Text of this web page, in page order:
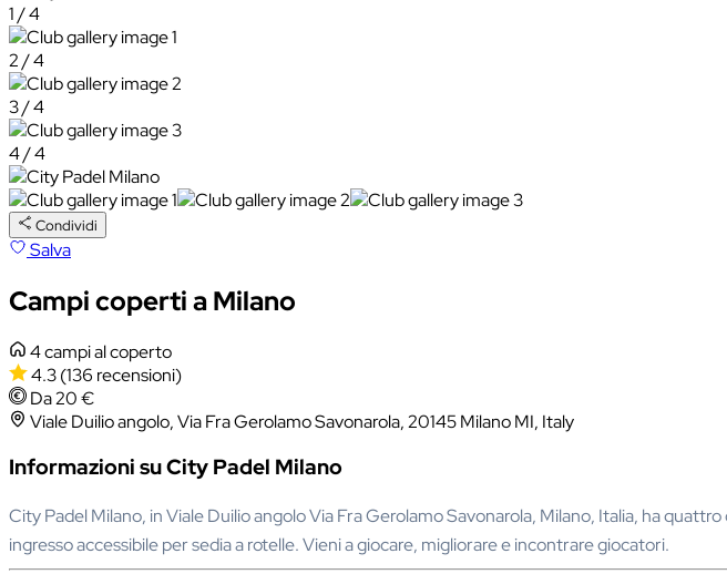
1 / 4
2 / 4
3 / 4
4 / 4
Condividi
Salva
Campi coperti a Milano
4 campi al coperto
4.3(136 recensioni)
Da 20 €
Viale Duilio angolo, Via Fra Gerolamo Savonarola, 20145 Milano MI, Italy
Informazioni su City Padel Milano
City Padel Milano, in Viale Duilio angolo Via Fra Gerolamo Savonarola, Milano, Italia, ha
ingresso accessibile per sedia a rotelle. Vieni a giocare, migliorare e incontrare giocatori.